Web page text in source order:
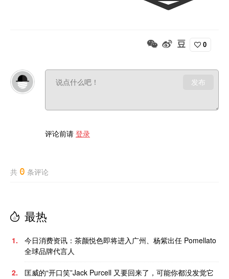
0
发布
评论前请 登录
共 0 条评论
最热
1.
今日消费资讯：茶颜悦色即将进入广州、杨紫出任 Pomellato
全球品牌代言人
2.
匡威的“开口笑”Jack Purcell 又要回来了，可能你都没发觉它